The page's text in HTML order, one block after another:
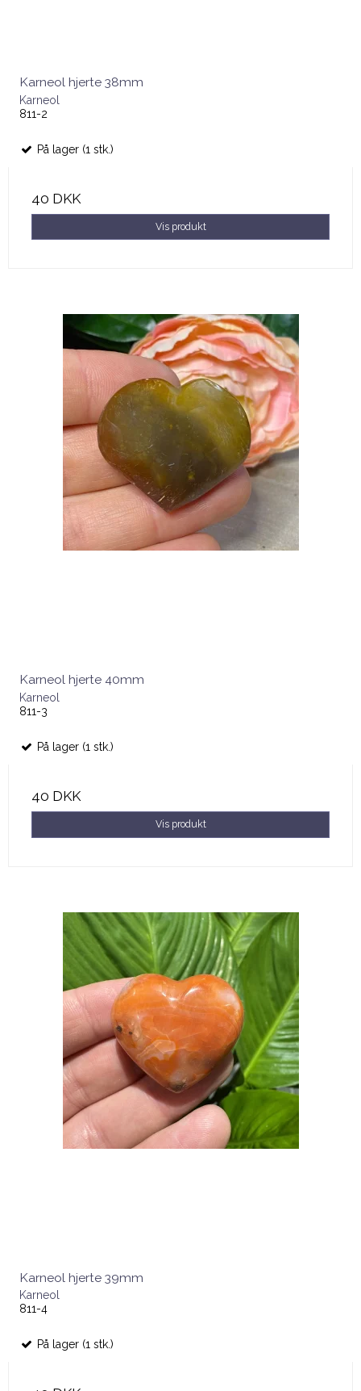
Karneol hjerte 38mm
Karneol
811-2
På lager (1 stk.)
40 DKK
Vis produkt
Karneol hjerte 40mm
Karneol
811-3
På lager (1 stk.)
40 DKK
Vis produkt
Karneol hjerte 39mm
Karneol
811-4
På lager (1 stk.)